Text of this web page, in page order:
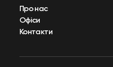
Про нас
Офіси
Контакти